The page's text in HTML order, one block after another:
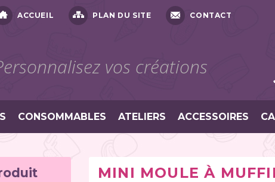
ACCUEIL PLAN DU SITE CONTACT
vos créations
CONSOMMABLES ATELIERS ACCESSOIRES
MINI MOULE À